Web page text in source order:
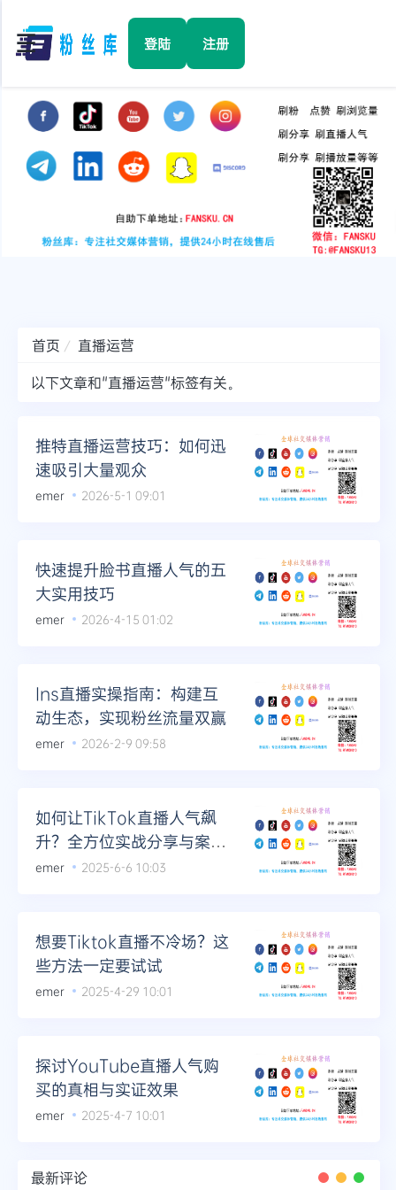
☰ 登陆 注册
Facebook
TikTok
YouTube
Telegram
更多
首页
直播运营
以下文章和"直播运营"标签有关。
推特直播运营技巧：如何迅
速吸引大量观众
emer 2026-5-1 09:01
快速提升脸书直播人气的五
大实用技巧
emer 2026-4-15 01:02
Ins直播实操指南：构建互
动生态，实现粉丝流量双赢
emer 2026-2-9 09:58
如何让TikTok直播人气飙
升？全方位实战分享与案例
研究
emer 2025-6-6 10:03
想要Tiktok直播不冷场？这
些方法一定要试试
emer 2025-4-29 10:01
探讨YouTube直播人气购
买的真相与实证效果
emer 2025-4-7 10:01
最新评论